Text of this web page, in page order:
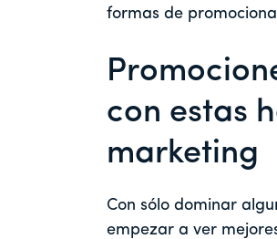
formas de
con estas
marketing
Con sólo dominar
empezar a ver